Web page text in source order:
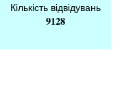
Кількість відвідувань
9128